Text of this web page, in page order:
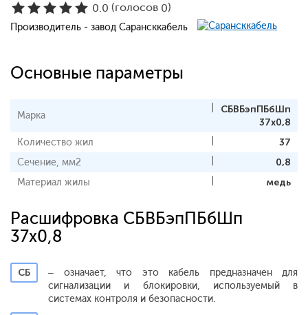
0.0 (голосов 0)
Производитель - завод Сарансккабель
Основные параметры
Марка
СБВБэпПБбШп
37х0,8
Количество жил
37
Сечение, мм2
0,8
Материал жилы
медь
Расшифровка СБВБэпПБбШп
37х0,8
СБ
– означает, что это кабель предназначен для
сигнализации и блокировки, используемый в
системах контроля и безопасности.